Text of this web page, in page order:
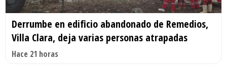
Derrumbe en edificio abandonado de Remedios,
Villa Clara, deja varias personas atrapadas
Hace 21 horas